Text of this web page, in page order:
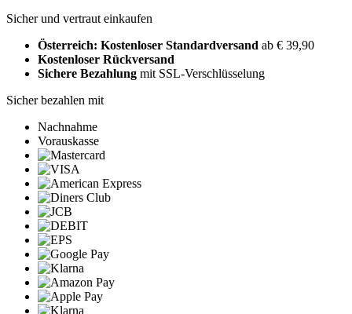
Sicher und vertraut einkaufen
Österreich: Kostenloser Standardversand ab € 39,90
Kostenloser Rückversand
Sichere Bezahlung mit SSL-Verschlüsselung
Sicher bezahlen mit
Nachnahme
Vorauskasse